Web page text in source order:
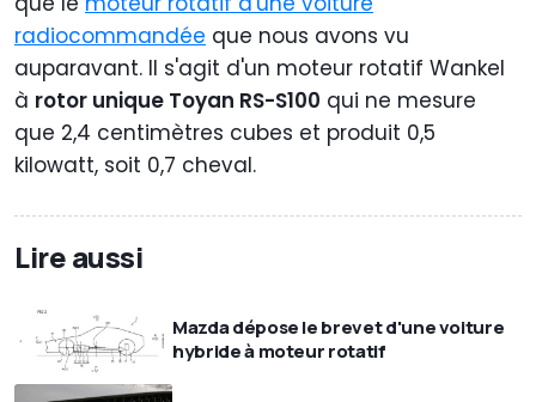
radiocommandée que nous avons vu
auparavant. Il s'agit d'un moteur rotatif Wankel
à rotor unique Toyan RS-S100 qui ne mesure
que 2,4 centimètres cubes et produit 0,5
kilowatt, soit 0,7 cheval.
Lire aussi
Mazda dépose le brevet d'une voiture
hybride à moteur rotatif